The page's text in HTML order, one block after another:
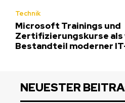
Technik
Microsoft Trainings und
Zertifizierungskurse
Bestandteil moderner
NEUESTER